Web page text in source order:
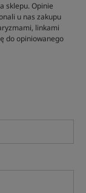
sklepu. Opinie
u nas zakupu
linkami
do opiniowanego